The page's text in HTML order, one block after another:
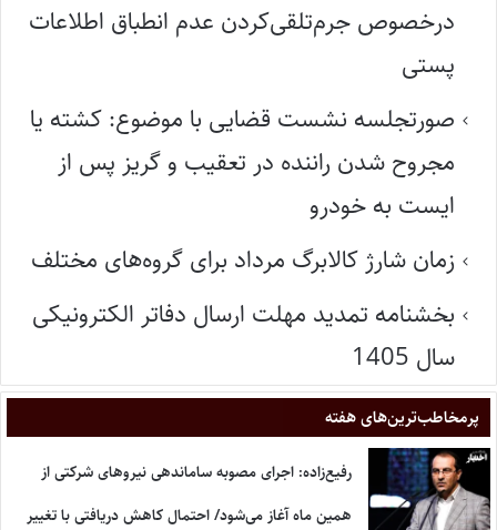
درخصوص جرم‌تلقی‌کردن عدم انطباق اطلاعات
پستی
صورتجلسه نشست قضایی با موضوع: کشته یا
مجروح شدن راننده در تعقیب و گریز پس از
ایست به خودرو
زمان شارژ کالابرگ مرداد برای گروه‌های مختلف
بخشنامه تمدید مهلت ارسال دفاتر الکترونیکی
سال 1405
پر‌مخاطب‌ترین‌های هفته
رفیع‌زاده: اجرای مصوبه ساماندهی نیروهای شرکتی از
همین ماه آغاز می‌شود/ احتمال کاهش دریافتی با تغییر